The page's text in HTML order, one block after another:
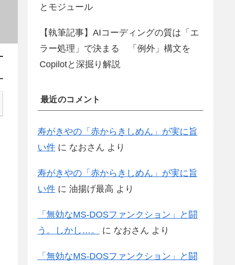
とモジュール
【執筆記事】AIコーディングの質は「エ
ラー処理」で決まる 「例外」構文を
Copilotと深掘り解説
最近のコメント
寿がきやの「赤からきしめん」が実に旨
い件 に なおさん より
寿がきやの「赤からきしめん」が実に旨
い件 に 油揚げ最高 より
「無効なMS-DOSファンクション」と闘
う。しかし…。
に なおさん より
「無効なMS-DOSファンクション」と闘